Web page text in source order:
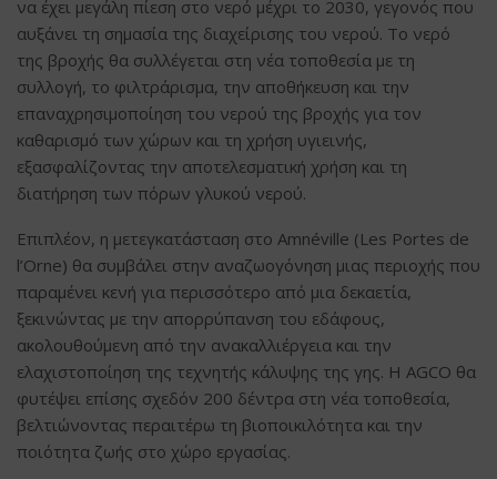
να έχει μεγάλη πίεση στο νερό μέχρι το 2030, γεγονός που
αυξάνει τη σημασία της διαχείρισης του νερού. Το νερό
της βροχής θα συλλέγεται στη νέα τοποθεσία με τη
συλλογή, το φιλτράρισμα, την αποθήκευση και την
επαναχρησιμοποίηση του νερού της βροχής για τον
καθαρισμό των χώρων και τη χρήση υγιεινής,
εξασφαλίζοντας την αποτελεσματική χρήση και τη
διατήρηση των πόρων γλυκού νερού.
Επιπλέον, η μετεγκατάσταση στο Amnéville (Les Portes de
l’Orne) θα συμβάλει στην αναζωογόνηση μιας περιοχής που
παραμένει κενή για περισσότερο από μια δεκαετία,
ξεκινώντας με την απορρύπανση του εδάφους,
ακολουθούμενη από την ανακαλλιέργεια και την
ελαχιστοποίηση της τεχνητής κάλυψης της γης. Η AGCO θα
φυτέψει επίσης σχεδόν 200 δέντρα στη νέα τοποθεσία,
βελτιώνοντας περαιτέρω τη βιοποικιλότητα και την
ποιότητα ζωής στο χώρο εργασίας.